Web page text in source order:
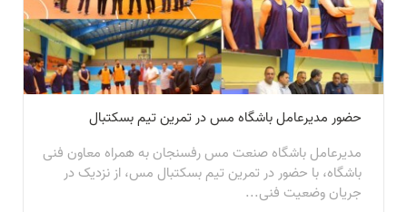
حضور مدیرعامل باشگاه مس در تمرین تیم بسکتبال
مدیرعامل باشگاه صنعت مس رفسنجان به همراه معاون فنی
باشگاه، با حضور در تمرین تیم بسکتبال مس، از نزدیک در
جریان وضعیت فنی...